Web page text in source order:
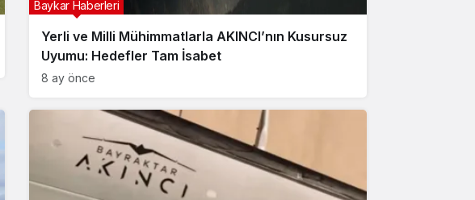
Yerli ve Milli Mühimmatlarla AKINCI’nın Kusursuz
Uyumu: Hedefler Tam İsabet
Baykar Haberleri
8 ay önce